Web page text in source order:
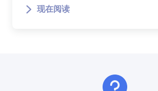
现在阅读